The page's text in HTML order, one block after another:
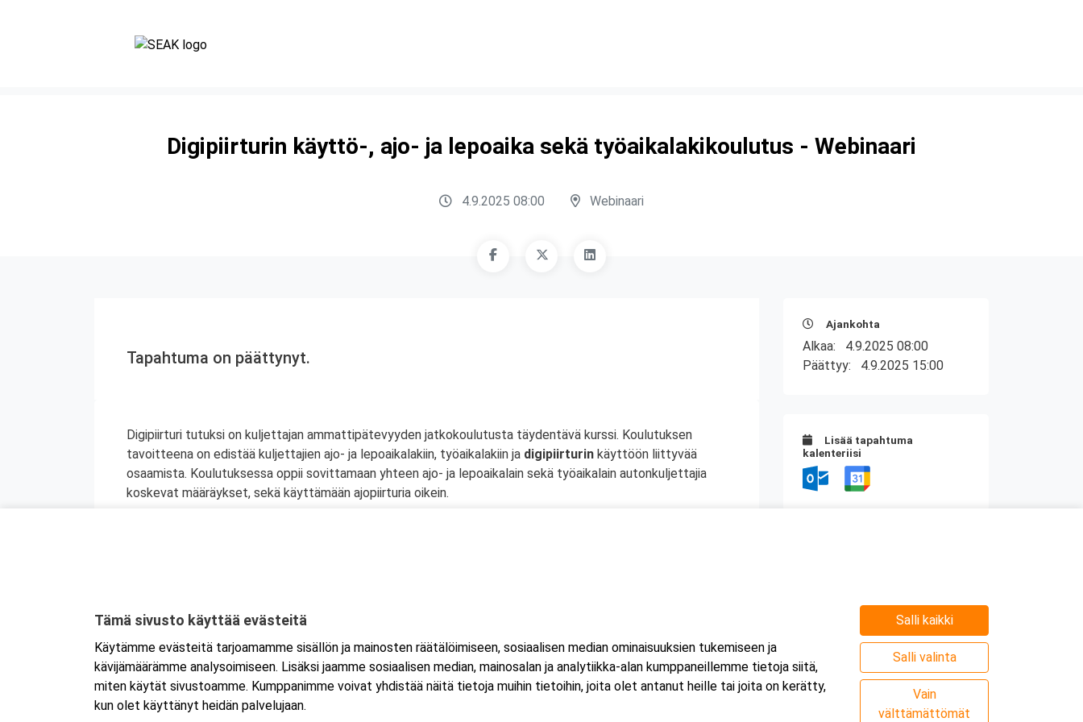
Digipiirturin käyttö-, ajo- ja lepoaika sekä työaikalakikoulutus - Webinaari
4.9.2025 08:00 Webinaari
Tapahtuma on päättynyt.
Digipiirturi tutuksi on kuljettajan ammattipätevyyden jatkokoulutusta täydentävä kurssi. Koulutuksen
tavoitteena on edistää kuljettajien ajo- ja lepoaikalakiin, työaikalakiin ja digipiirturin käyttöön liittyvää
osaamista. Koulutuksessa oppii sovittamaan yhteen ajo- ja lepoaikalain sekä työaikalain autonkuljettajia
koskevat määräykset, sekä käyttämään ajopiirturia oikein.
Kyseessä on etäkoulutus.Koulutus tapahtuu Microsoft Teams-sovelluksella. Voit osallistua
tai mobiililaitteelle erikseen. Mikäli haluat ladata Teams-sovelluksen, löydät sen omasta sovelluskaupasta.
Tarkemmat ohjeet lähetetään vahvistusviestissä.
Ajankohta
Alkaa: 4.9.2025 08:00
Päättyy: 4.9.2025 15:00
Lisää tapahtuma
kalenteriisi
Tämä sivusto käyttää evästeitä
Käytämme evästeitä tarjoamamme sisällön ja mainosten räätälöimiseen, sosiaalisen median ominaisuuksien tukemiseen ja
kävijämäärämme analysoimiseen. Lisäksi jaamme sosiaalisen median, mainosalan ja analytiikka-alan kumppaneillemme tietoja siitä,
miten käytät sivustoamme. Kumppanimme voivat yhdistää näitä tietoja muihin tietoihin, joita olet antanut heille tai joita on kerätty,
kun olet käyttänyt heidän palvelujaan.
Salli kaikki
Salli valinta
Vain
välttämättömät